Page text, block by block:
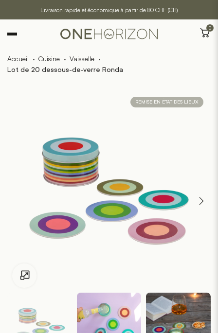
Livraison rapide et économique à partir de 80 CHF (CH)
0
Accueil · Cuisine · Vaisselle ·
Lot de 20 dessous-de-verre Ronda
REMISE EN ÉTAT DES LIEUX